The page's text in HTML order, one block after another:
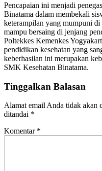
Pencapaian ini menjadi
Binatama dalam membekali
keterampilan yang mumpuni di
mampu bersaing di jenjang
Poltekkes Kemenkes
pendidikan kesehatan yang
keberhasilan ini merupakan
SMK Kesehatan Binatama.
Tinggalkan Balasan
Alamat email Anda tidak akan
ditandai *
Komentar *